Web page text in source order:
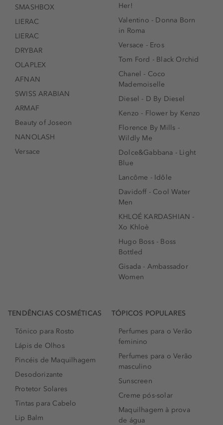
SMASHBOX
LIERAC
LIERAC
DRYBAR
OLAPLEX
AFNAN
SWISS ARABIAN
ARMAF
Beauty of Joseon
NANOLASH
Versace
Her!
Valentino - Donna Born
in Roma
Versace - Eros
Tom Ford - Black Orchid
Chanel - Coco
Mademoiselle
Diesel - D By Diesel
Kenzo - Flower by Kenzo
Florence By Mills -
Wildly Me
Dolce&Gabbana - Light
Blue
Lancôme - Idôle
Davidoff - Cool Water
Men
KHLOÉ KARDASHIAN -
Xo Khloè
Hugo Boss - Boss
Bottled
Gisada - Ambassador
Women
TENDÊNCIAS COSMÉTICAS
Tónico para Rosto
Lápis de Olhos
Pincéis de Maquilhagem
Desodorizante
Protetor Solares
Tintas para Cabelo
Lip Balm
TÓPICOS POPULARES
Perfumes para o Verão
feminino
Perfumes para o Verão
masculino
Sunscreen
Creme pós-solar
Maquilhagem à prova
de água